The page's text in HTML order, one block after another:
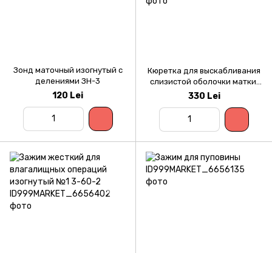
Зонд маточный изогнутый с
делениями ЗН-3
120 Lei
Кюретка для выскабливания
слизистой оболочки матки,
острая № 1,2,4,6
330 Lei